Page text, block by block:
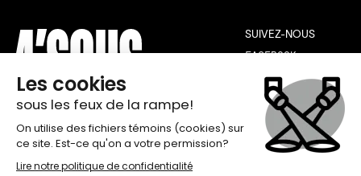
SUIVEZ-NOUS
FACEBOOK
YOUTUBE
THÉÂTRE DE QUAT’SOUS
100, AVENUE DES PINS EST,
INFOLETTRE